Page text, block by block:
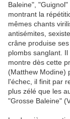
Baleine",
montrant la
mêmes chants
antisémites,
crâne produise
plombs sanglant.
montre dès cette
(Matthew Modine)
l'échec, il finit par
plus zélé que les
"Grosse Baleine"